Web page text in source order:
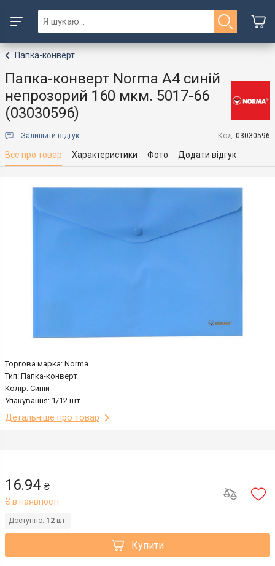
Папка-конверт
Папка-конверт Norma A4 синій
непрозорий 160 мкм. 5017-66
(03030596)
Залишити відгук Код: 03030596
Все про товар Характеристики Фото Додати відгук
Торгова марка: Norma
Тип: Папка-конверт
Колір: Синій
Упакування: 1/12 шт.
Детальніше про товар
16.94 ₴
Є в наявності
Доступно: 12 шт.
Купити